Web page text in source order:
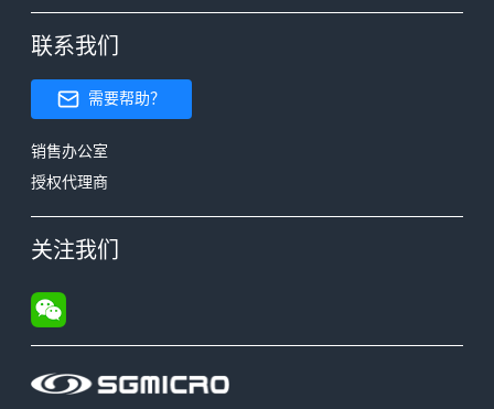
联系我们
需要帮助？
销售办公室
授权代理商
关注我们